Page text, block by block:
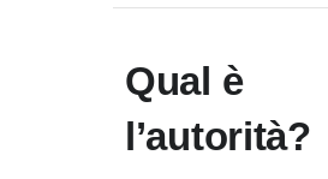
Qual è
l’autorità?